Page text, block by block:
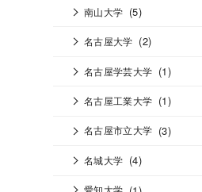
南山大学 (5)
名古屋大学 (2)
名古屋学芸大学 (1)
名古屋工業大学 (1)
名古屋市立大学 (3)
名城大学 (4)